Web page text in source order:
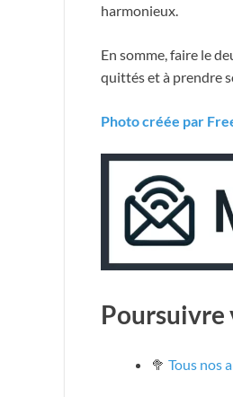
harmonieux.
En somme, faire le
quittés et à prendre
Photo créée par
Poursuivre
🥦 Tous nos